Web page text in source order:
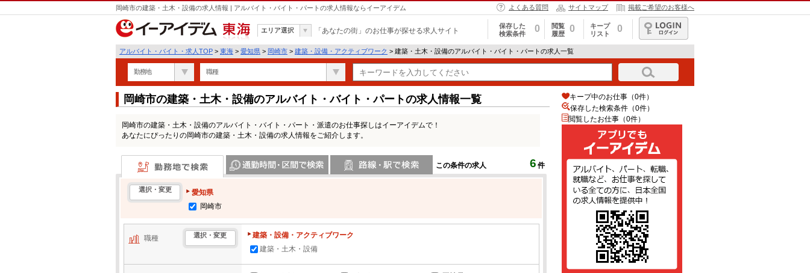
岡崎市の建築・土木・設備の求人情報 | アルバイト・バイト・パートの求人情報ならイーアイデム よくある質問 サイトマップ 掲載ご希望のお客様へ
東海
エリア選択 「あなたの街」のお仕事が探せる求人サイト
保存した
検索条件
0
閲覧
履歴
0
キープ
リスト
0
ログイン
アルバイト・バイト・求人TOP > 東海 > 愛知県 > 岡崎市 > 建築・設備・アクティブワーク > 建築・土木・設備のアルバイト・バイト・パートの求人一覧
勤務地 職種
岡崎市の建築・土木・設備のアルバイト・バイト・パートの求人情報一覧
岡崎市の建築・土木・設備のアルバイト・バイト・パート・派遣のお仕事探しはイーアイデムで！
あなたにぴったりの岡崎市の建築・土木・設備の求人情報をご紹介します。
この条件の求人 6 件
勤務地で検索
選択・変更
愛知県
岡崎市
職種 選択・変更
建築・設備・アクティブワーク
建築・土木・設備
キープ中のお仕事（0件）
保存した検索条件（0件）
閲覧したお仕事（0件）